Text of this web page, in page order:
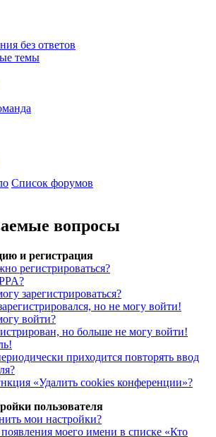
без ответов
темы
Список форумов
вопросы
и регистрация
регистрироваться?
зарегистрироваться?
но не могу войти!
войти?
но больше не могу войти!
приходится повторять ввод
«Удалить cookies конференции»?
пользователя
мои настройки?
моего имени в списке «Кто